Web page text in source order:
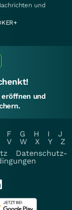
und
eröffnen und
F G H I
J
V W X Y
Z
Datenschutz-